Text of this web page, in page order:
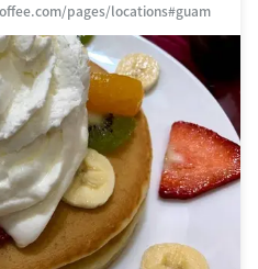
pages/locations#guam